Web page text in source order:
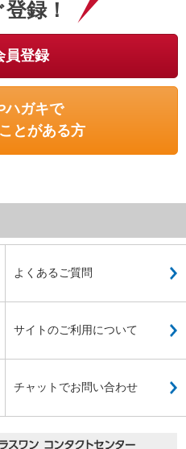
録！
ハガキで
とがある方
よくあるご質問
サイトのご利用について
チャットでお問い合わせ